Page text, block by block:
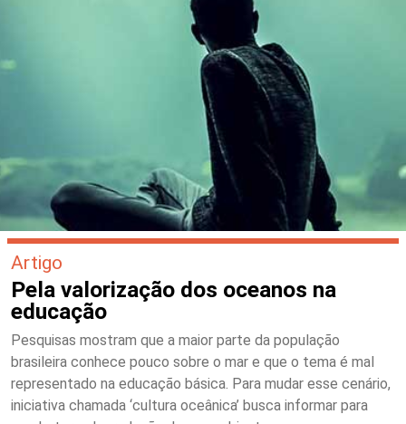
Artigo
Pela valorização dos oceanos na
educação
Pesquisas mostram que a maior parte da população
brasileira conhece pouco sobre o mar e que o tema é mal
representado na educação básica. Para mudar esse cenário,
iniciativa chamada ‘cultura oceânica’ busca informar para